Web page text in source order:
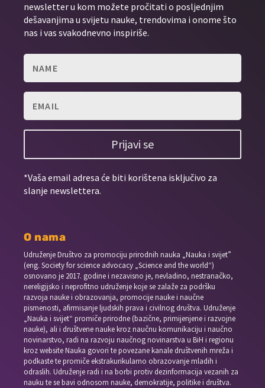
newsletter u kom možete pročitati o posljednjim
dešavanjima u svijetu nauke, trendovima i onome što
nas i vas svakodnevno inspiriše.
Prijavi se
*Vaša email adresa će biti korištena isključivo za
slanje newslettera.
O nama
Udruženje Društvo za promociju prirodnih nauka „Nauka i svijet”
(eng. Society for science advocacy „Science and the world“)
osnovano je 2017. godine i nezavisno je, nevladino, nestranačko,
nereligijsko i neprofitno udruženje koje se zalaže za podršku
razvoja nauke i obrazovanja, promocije nauke i naučne
pismenosti, afirmisanje ljudskih prava i civilnog društva. Udruženje
„Nauka i svijet“ promiče prirodne (bazične, primijenjene i razvojne
nauke), ali i društvene nauke kroz naučnu komunikaciju i naučno
novinarstvo, radi na razvoju naučnog novinarstva u BiH i regionu
kroz website Nauka govori te povezane kanale društvenih mreža i
podkaste te promiče ekstrakurikularno obrazovanje mladih i
odraslih. Udruženje radi i na borbi protiv dezinformacija vezanih za
nauku te se bavi odnosom nauke, demokratije, politike i društva.